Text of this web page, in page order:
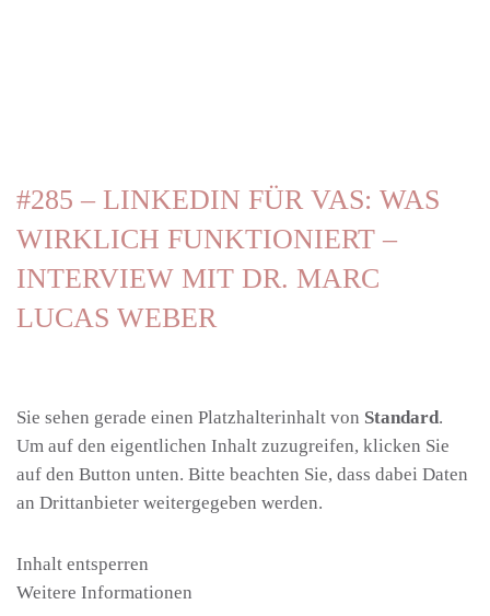
#285 – LINKEDIN FÜR VAS: WAS
WIRKLICH FUNKTIONIERT –
INTERVIEW MIT DR. MARC
LUCAS WEBER
Sie sehen gerade einen Platzhalterinhalt von Standard.
Um auf den eigentlichen Inhalt zuzugreifen, klicken Sie
auf den Button unten. Bitte beachten Sie, dass dabei Daten
an Drittanbieter weitergegeben werden.
Inhalt entsperren
Weitere Informationen